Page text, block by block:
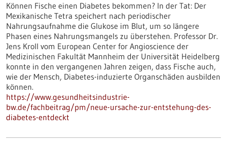
Können Fische einen Diabetes bekommen? In der Tat: Der
Mexikanische Tetra speichert nach periodischer
Nahrungsaufnahme die Glukose im Blut, um so längere
Phasen eines Nahrungsmangels zu überstehen. Professor Dr.
Jens Kroll vom European Center for Angioscience der
Medizinischen Fakultät Mannheim der Universität Heidelberg
konnte in den vergangenen Jahren zeigen, dass Fische auch,
wie der Mensch, Diabetes-induzierte Organschäden ausbilden
können.
https://www.gesundheitsindustrie-
bw.de/fachbeitrag/pm/neue-ursache-zur-entstehung-des-
diabetes-entdeckt